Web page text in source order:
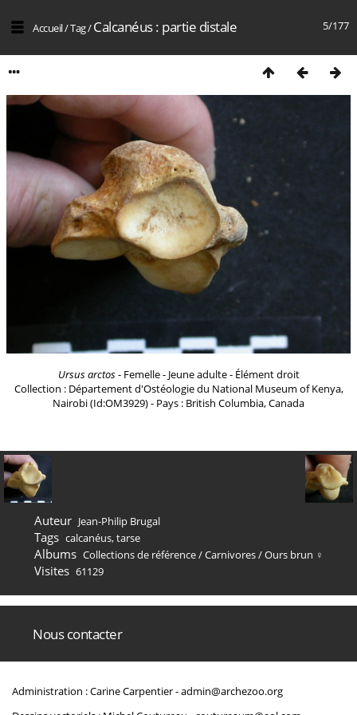
5/177
Accueil/Tag/Calcanéus : partie distale
Ursus arctos- Femelle - Jeune adulte - Élément droit
Collection : Département d'Ostéologie du National Museum of Kenya,
Nairobi (Id:OM3929) - Pays : British Columbia, Canada
Auteur Jean-Philip Brugal
Tags calcanéus,tarse
Albums Collections de référence/Carnivores/Ours brun ♀
Visites 61129
Nous contacter
Administration : Carine Carpentier -admin@archezoo.org